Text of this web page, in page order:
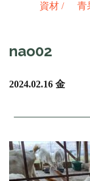
資材 / 青
nao02
2024.02.16 金